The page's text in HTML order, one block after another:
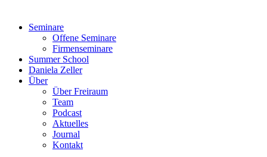
Seminare
Offene Seminare
Firmenseminare
Summer School
Daniela Zeller
Über
Über Freiraum
Team
Podcast
Aktuelles
Journal
Kontakt